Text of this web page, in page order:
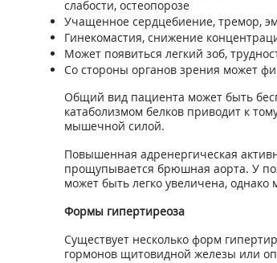
слабости, остеопорозе
Учащенное сердцебиение, тремор,
Гинекомастия, снижение
Может появиться легкий зоб,
Со стороны органов зрения может
Общий вид пациента может быть
катаболизмом белков приводит к
мышечной силой.
Повышенная адренергическая
прощупывается брюшная аорта. У
может быть легко увеличена,
Формы гипертиреоза
Существует несколько форм
гормонов щитовидной железы или